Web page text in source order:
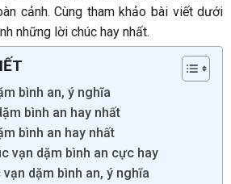
cảnh. Cùng tham khảo bài viết dưới
những lời chúc hay nhất.
bình an, ý nghĩa
bình an hay nhất
bình an hay nhất
vạn dặm bình an cực hay
dặm bình an, ý nghĩa